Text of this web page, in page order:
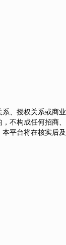
、授权关系或商业
不构成任何招商、
平台将在核实后及